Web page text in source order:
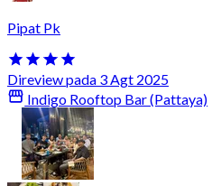
Pipat Pk
Direview pada 3 Agt 2025
Indigo Rooftop Bar (Pattaya)